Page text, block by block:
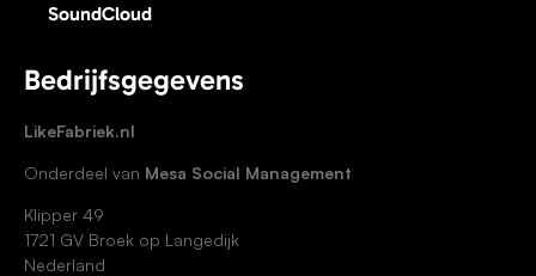
SoundCloud
Bedrijfsgegevens
LikeFabriek.nl
Onderdeel van Mesa Social Management
Klipper 49
1721 GV Broek op Langedijk
Nederland